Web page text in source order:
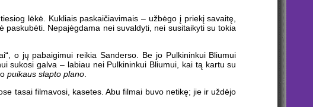
lėkė. Kukliais paskaičiavimais – užbėgo į priekį savaitę,
Nepajėgdama nei suvaldyti, nei susitaikyti su tokia
o jų pabaigimui reikia Sanderso. Be jo Pulkininkui Bliumui
sukosi galva – labiau nei Pulkininkui Bliumui, kai tą kartu su
puikaus slapto plano.
tasai filmavosi, kasetes. Abu filmai buvo netikę; jie ir uždėjo